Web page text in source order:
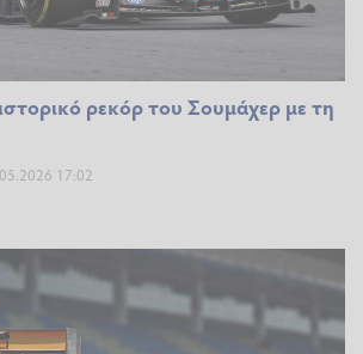
ρεκόρ του Σουμάχερ με τη
17:02